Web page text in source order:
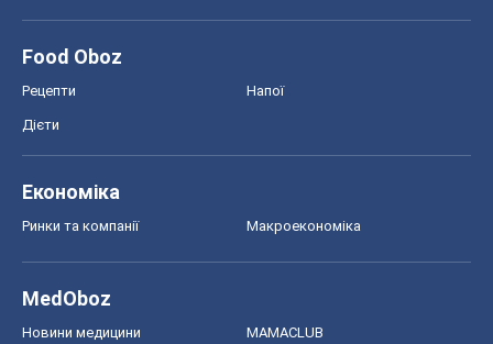
Food Oboz
Рецепти Напої
Дієти
Економіка
Ринки та компанії Макроекономіка
MedOboz
Новини медицини MAMACLUB